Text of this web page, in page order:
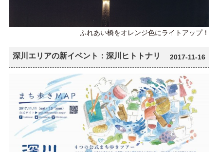
ふれあい橋をオレンジ色にライトアップ！
深川エリアの新イベント：深川ヒトトナリ 2017-11-16